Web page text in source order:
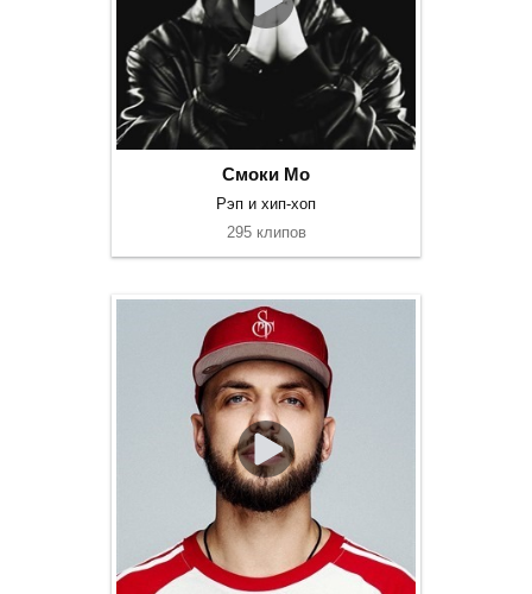
Смоки Мо
Рэп и хип-хоп
295 клипов